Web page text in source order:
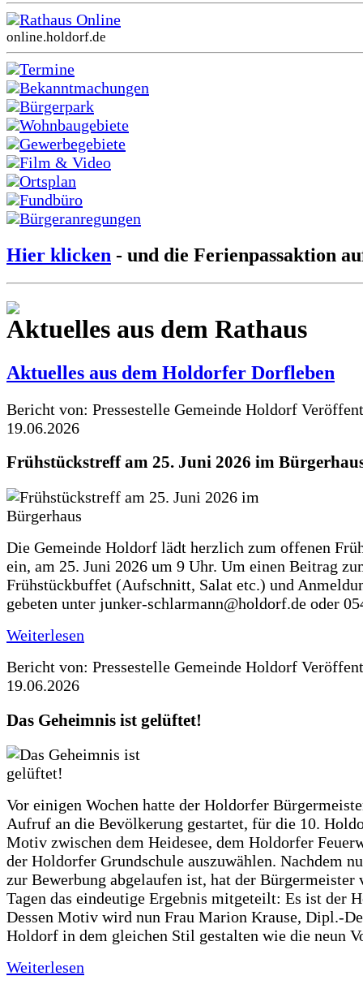
Rathaus Online
online.holdorf.de
Termine
Bekanntmachungen
Bürgerpark
Wohnbaugebiete
Gewerbegebiete
Film & Video
Ortsplan
Fundbüro
Bürgeranregungen
Hier klicken - und die Ferienpassaktion
Aktuelles aus dem Rathaus
Aktuelles aus dem Holdorfer Dorfleben
Bericht von: Pressestelle Gemeinde Holdorf
19.06.2026
Frühstückstreff am 25. Juni 2026 im
Die Gemeinde Holdorf lädt herzlich zum offenen
ein, am 25. Juni 2026 um 9 Uhr. Um einen Beitrag
Frühstückbuffet (Aufschnitt, Salat etc.) und
gebeten unter junker-schlarmann@holdorf.de oder
Weiterlesen
Bericht von: Pressestelle Gemeinde Holdorf
19.06.2026
Das Geheimnis ist gelüftet!
Vor einigen Wochen hatte der Holdorfer
Aufruf an die Bevölkerung gestartet, für die 10.
Motiv zwischen dem Heidesee, dem Holdorfer
der Holdorfer Grundschule auszuwählen. Nachdem
zur Bewerbung abgelaufen ist, hat der Bürgermeister
Tagen das eindeutige Ergebnis mitgeteilt: Es ist der
Dessen Motiv wird nun Frau Marion Krause, Dipl.-
Holdorf in dem gleichen Stil gestalten wie die neun
Weiterlesen